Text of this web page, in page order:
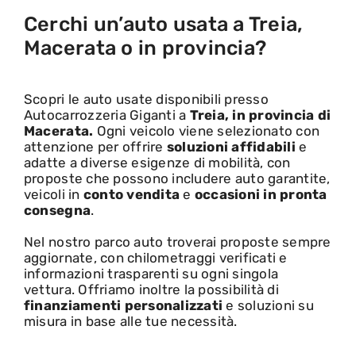
Cerchi un’auto usata a Treia,
Macerata o in provincia?
Scopri le auto usate disponibili presso
Autocarrozzeria Giganti a Treia, in provincia di
Macerata. Ogni veicolo viene selezionato con
attenzione per offrire soluzioni affidabili e
adatte a diverse esigenze di mobilità, con
proposte che possono includere auto garantite,
veicoli in conto vendita e occasioni in pronta
consegna.
Nel nostro parco auto troverai proposte sempre
aggiornate, con chilometraggi verificati e
informazioni trasparenti su ogni singola
vettura. Offriamo inoltre la possibilità di
finanziamenti personalizzati e soluzioni su
misura in base alle tue necessità.